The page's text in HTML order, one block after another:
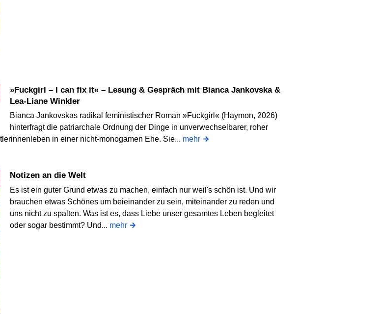
»Fuckgirl – I can fix it« – Lesung & Gespräch mit Bianca Jankovska &
Lea-Liane Winkler
Bianca Jankovskas radikal feministischer Roman »Fuckgirl« (Haymon, 2026)
hinterfragt die patriarchale Ordnung der Dinge in unverwechselbarer, roher
in einer nicht-monogamen Ehe. Sie... mehr
Notizen an die Welt
Es ist ein guter Grund etwas zu machen, einfach nur weil's schön ist. Und wir
brauchen etwas Schönes um beieinander zu sein, miteinander zu reden und
uns nicht zu spalten. Was ist es, dass Liebe unser gesamtes Leben begleitet
oder sogar bestimmt? Und... mehr